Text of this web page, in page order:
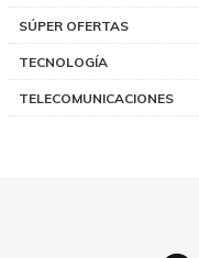
SÚPER OFERTAS
TECNOLOGÍA
TELECOMUNICACIONES